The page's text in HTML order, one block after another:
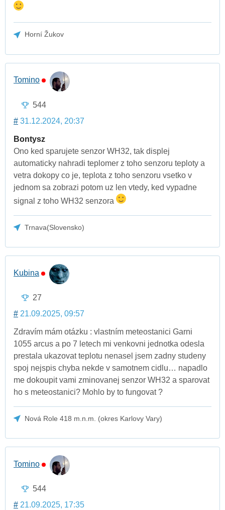
Horní Žukov
Tomino
544
# 31.12.2024, 20:37
Bontysz
Ono ked sparujete senzor WH32, tak displej
automaticky nahradi teplomer z toho senzoru teploty a
vetra dokopy co je, teplota z toho senzoru vsetko v
jednom sa zobrazi potom uz len vtedy, ked vypadne
signal z toho WH32 senzora
Trnava(Slovensko)
Kubina
27
# 21.09.2025, 09:57
Zdravím mám otázku : vlastním meteostanici Garni
1055 arcus a po 7 letech mi venkovni jednotka odesla
prestala ukazovat teplotu nenasel jsem zadny studeny
spoj nejspis chyba nekde v samotnem cidlu… napadlo
me dokoupit vami zminovanej senzor WH32 a sparovat
ho s meteostanici? Mohlo by to fungovat ?
Nová Role 418 m.n.m. (okres Karlovy Vary)
Tomino
544
# 21.09.2025, 17:35